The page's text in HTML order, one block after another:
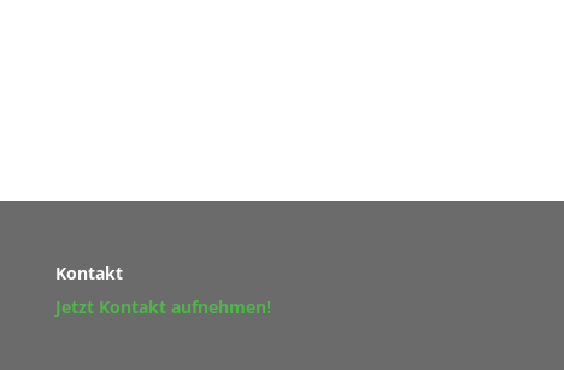
Kontakt
Jetzt Kontakt aufnehmen!